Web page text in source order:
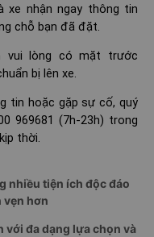
xe nhận ngay thông tin
chỗ bạn đã đặt.
vui lòng có mặt trước
bị lên xe.
tin hoặc gặp sự cố, quý
969681 (7h-23h) trong
thời.
nhiều tiện ích độc đáo
vẹn hơn
với đa dạng lựa chọn và